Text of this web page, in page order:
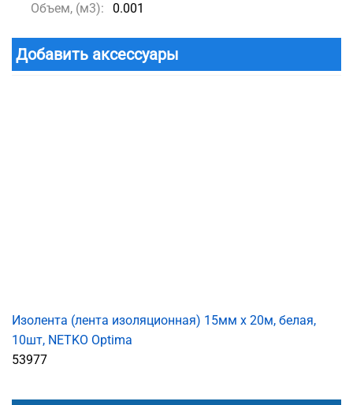
Объем, (м3):
0.001
Добавить аксессуары
Изолента (лента изоляционная) 15мм х 20м, белая,
10шт, NETKO Optima
53977